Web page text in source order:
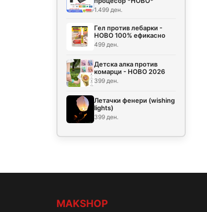
1.499 ден.
Гел против лебарки -
НОВО 100% ефикасно
499 ден.
Детска алка против
комарци - НОВО 2026
399 ден.
Летачки фенери (wishing
lights)
399 ден.
MAKSHOP